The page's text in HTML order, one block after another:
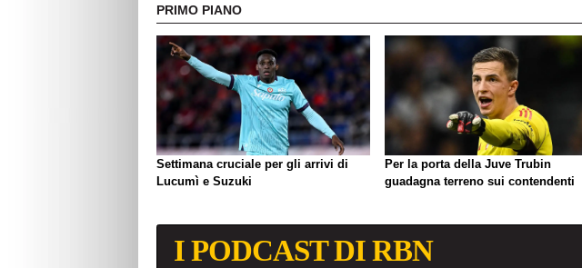
PRIMO PIANO
Settimana cruciale per gli arrivi di
Lucumì e Suzuki
Per la porta della Juve Trubin
guadagna terreno sui contendenti
I PODCAST DI RBN